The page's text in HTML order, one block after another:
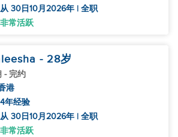
从 30日10月2026年 | 全职
非常活跃
- 28岁
- 完约
港
4年经验
从 30日10月2026年 | 全职
非常活跃